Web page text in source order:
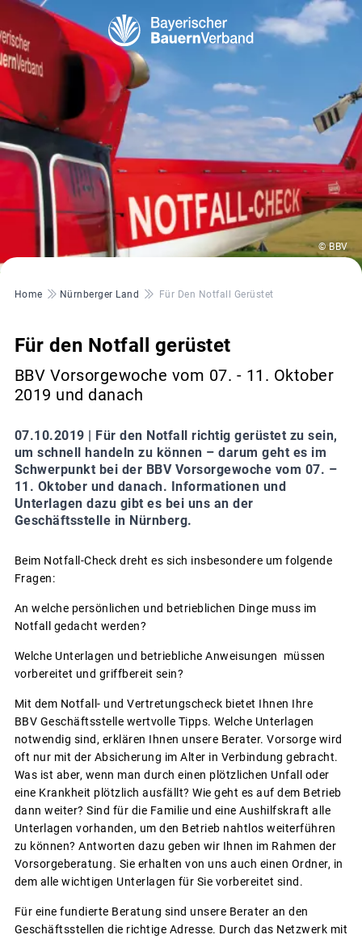
© BBV
Pfadnavigation
Home Nürnberger Land Für Den Notfall Gerüstet
Für den Notfall gerüstet
BBV Vorsorgewoche vom 07. - 11. Oktober
2019 und danach
07.10.2019 | Für den Notfall richtig gerüstet zu sein,
um schnell handeln zu können – darum geht es im
Schwerpunkt bei der BBV Vorsorgewoche vom 07. –
11. Oktober und danach. Informationen und
Unterlagen dazu gibt es bei uns an der
Geschäftsstelle in Nürnberg.
Beim Notfall-Check dreht es sich insbesondere um folgende
Fragen:
An welche persönlichen und betrieblichen Dinge muss im
Notfall gedacht werden?
Welche Unterlagen und betriebliche Anweisungen müssen
vorbereitet und griffbereit sein?
Mit dem Notfall- und Vertretungscheck bietet Ihnen Ihre
BBV Geschäftsstelle wertvolle Tipps. Welche Unterlagen
notwendig sind, erklären Ihnen unsere Berater. Vorsorge wird
oft nur mit der Absicherung im Alter in Verbindung gebracht.
Was ist aber, wenn man durch einen plötzlichen Unfall oder
eine Krankheit plötzlich ausfällt? Wie geht es auf dem Betrieb
dann weiter? Sind für die Familie und eine Aushilfskraft alle
Unterlagen vorhanden, um den Betrieb nahtlos weiterführen
zu können? Antworten dazu geben wir Ihnen im Rahmen der
Vorsorgeberatung. Sie erhalten von uns auch einen Ordner, in
dem alle wichtigen Unterlagen für Sie vorbereitet sind.
Für eine fundierte Beratung sind unsere Berater an den
Geschäftsstellen die richtige Adresse. Durch das Netzwerk mit